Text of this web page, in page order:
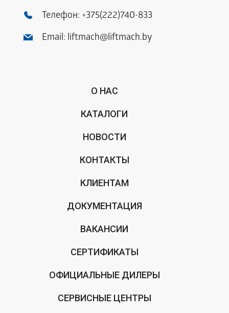
Телефон: +375(222)740-833
Email: liftmach@liftmach.by
О НАС
КАТАЛОГИ
НОВОСТИ
КОНТАКТЫ
КЛИЕНТАМ
ДОКУМЕНТАЦИЯ
ВАКАНСИИ
СЕРТИФИКАТЫ
ОФИЦИАЛЬНЫЕ ДИЛЕРЫ
СЕРВИСНЫЕ ЦЕНТРЫ